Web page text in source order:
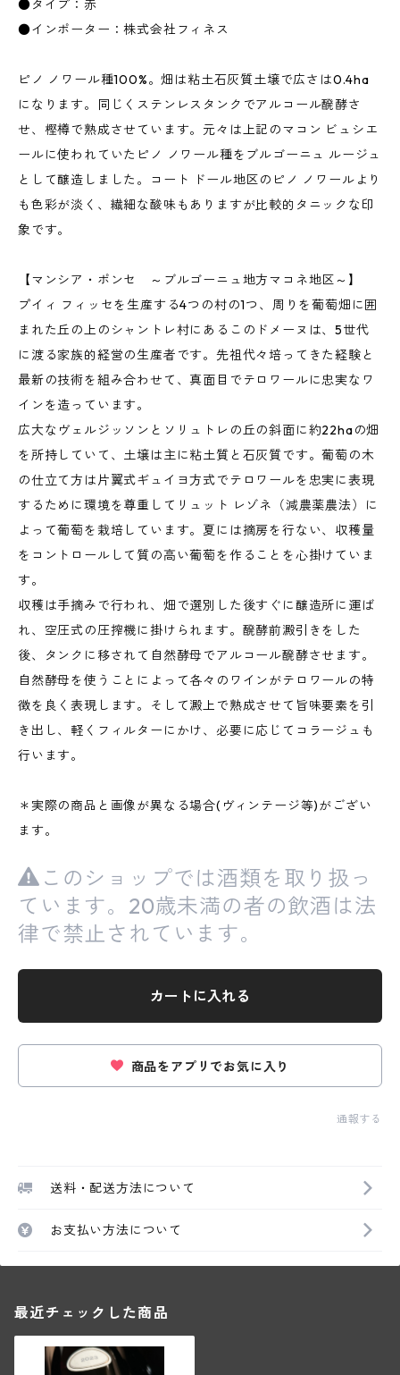
●タイプ：赤
●インポーター：株式会社フィネス
ピノ ノワール種100%。畑は粘土石灰質土壌で広さは0.4ha
になります。同じくステンレスタンクでアルコール醗酵さ
せ、樫樽で熟成させています。元々は上記のマコン ビュシエ
ールに使われていたピノ ノワール種をブルゴーニュ ルージュ
として醸造しました。コート ドール地区のピノ ノワールより
も色彩が淡く、繊細な酸味もありますが比較的タニックな印
象です。
【マンシア・ポンセ ～ブルゴーニュ地方マコネ地区～】
プイィ フィッセを生産する4つの村の1つ、周りを葡萄畑に囲
まれた丘の上のシャントレ村にあるこのドメーヌは、5世代
に渡る家族的経営の生産者です。先祖代々培ってきた経験と
最新の技術を組み合わせて、真面目でテロワールに忠実なワ
インを造っています。
広大なヴェルジッソンとソリュトレの丘の斜面に約22haの畑
を所持していて、土壌は主に粘土質と石灰質です。葡萄の木
の仕立て方は片翼式ギュイヨ方式でテロワールを忠実に表現
するために環境を尊重してリュット レゾネ（減農薬農法）に
よって葡萄を栽培しています。夏には摘房を行ない、収穫量
をコントロールして質の高い葡萄を作ることを心掛けていま
す。
収穫は手摘みで行われ、畑で選別した後すぐに醸造所に運ば
れ、空圧式の圧搾機に掛けられます。醗酵前澱引きをした
後、タンクに移されて自然酵母でアルコール醗酵させます。
自然酵母を使うことによって各々のワインがテロワールの特
徴を良く表現します。そして澱上で熟成させて旨味要素を引
き出し、軽くフィルターにかけ、必要に応じてコラージュも
行います。
＊実際の商品と画像が異なる場合(ヴィンテージ等)がござい
ます。
このショップでは酒類を取り扱っ
ています。20歳未満の者の飲酒は法
律で禁止されています。
カートに入れる
商品をアプリでお気に入り
通報する
送料・配送方法について
お支払い方法について
最近チェックした商品